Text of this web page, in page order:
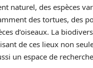
naturel, des espèces
des tortues, des
d’oiseaux. La
de ces lieux non
un espace de